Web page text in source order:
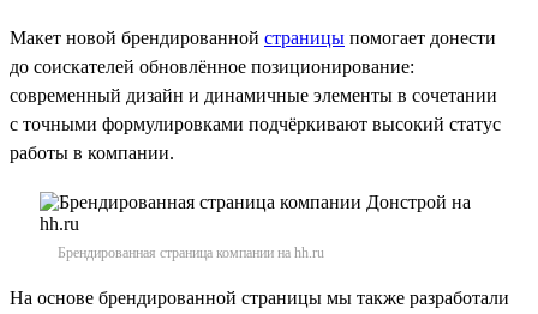
Макет новой брендированной страницы помогает донести
до соискателей обновлённое позиционирование:
современный дизайн и динамичные элементы в сочетании
с точными формулировками подчёркивают высокий статус
работы в компании.
Брендированная страница компании на hh.ru
На основе брендированной страницы мы также разработали